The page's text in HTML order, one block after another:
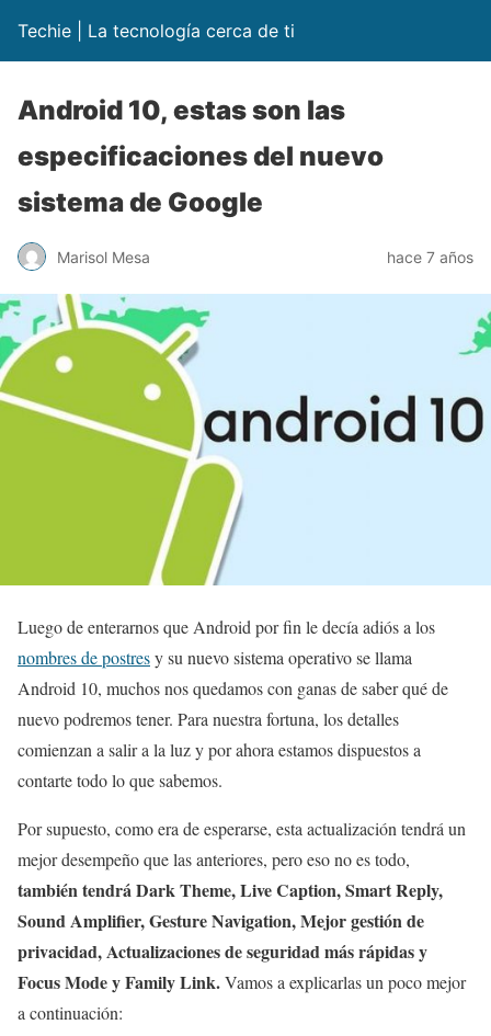
Techie | La tecnología cerca de ti
Android 10, estas son las
especificaciones del nuevo
sistema de Google
Marisol Mesa hace 7 años
Luego de enterarnos que Android por fin le decía adiós a los
nombres de postresy su nuevo sistema operativo se llama
Android 10, muchos nos quedamos con ganas de saber qué de
nuevo podremos tener. Para nuestra fortuna, los detalles
comienzan a salir a la luz y por ahora estamos dispuestos a
contarte todo lo que sabemos.
Por supuesto, como era de esperarse, esta actualización tendrá un
mejor desempeño que las anteriores, pero eso no es todo,
también tendrá Dark Theme, Live Caption, Smart Reply,
Sound Amplifier, Gesture Navigation, Mejor gestión de
privacidad, Actualizaciones de seguridad más rápidas y
Focus Mode y Family Link.Vamos a explicarlas un poco mejor
a continuación: